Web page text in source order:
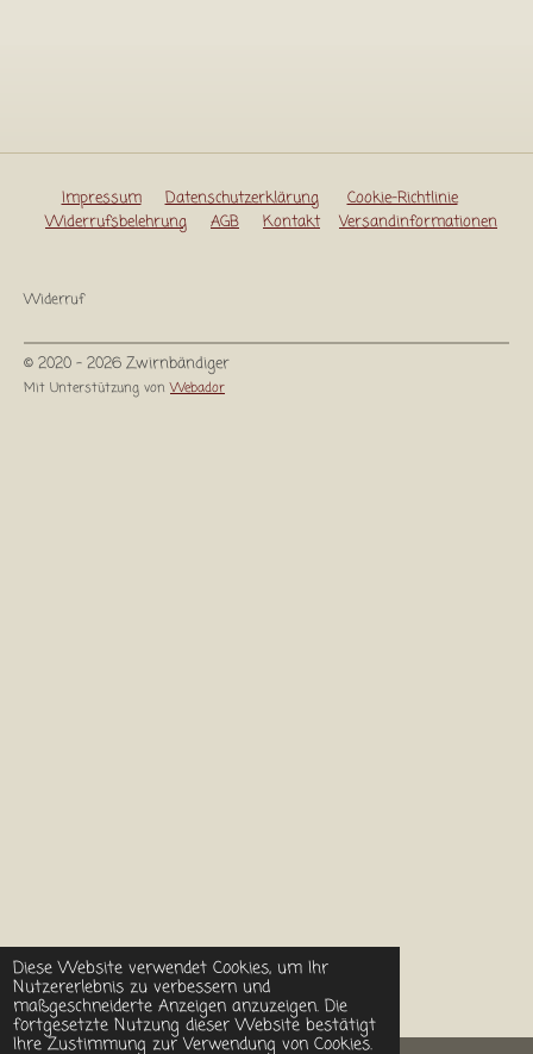
Diese Website verwendet Cookies, um Ihr
Nutzererlebnis zu verbessern und
maßgeschneiderte Anzeigen anzuzeigen. Die
fortgesetzte Nutzung dieser Website bestätigt
Ihre Zustimmung zur Verwendung von Cookies.
Impressum Datenschutzerklärung
Cookie-Richtlinie
Widerrufsbelehrung
AGB Kontakt Versandinformationen
Widerruf
© 2020 - 2026 Zwirnbändiger
Mit Unterstützung vonWebador